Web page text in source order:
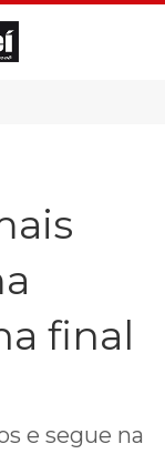
final
e segue na